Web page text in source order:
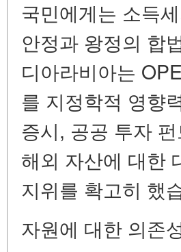
국민에게는 소득
안정과 왕정의 합
디아라비아는
를 지정학적 영향
증시, 공공 투자
해외 자산에 대한
지위를 확고히 했
자원에 대한 의존